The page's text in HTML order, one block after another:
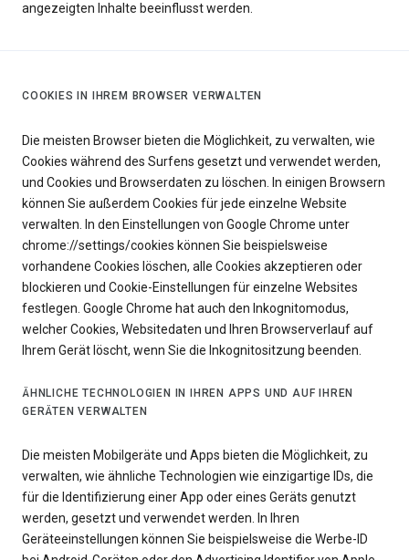
angezeigten Inhalte beeinflusst werden.
COOKIES IN IHREM BROWSER VERWALTEN
Die meisten Browser bieten die Möglichkeit, zu verwalten, wie
Cookies während des Surfens gesetzt und verwendet werden,
und Cookies und Browserdaten zu löschen. In einigen Browsern
können Sie außerdem Cookies für jede einzelne Website
verwalten. In den Einstellungen von Google Chrome unter
chrome://settings/cookies können Sie beispielsweise
vorhandene Cookies löschen, alle Cookies akzeptieren oder
blockieren und Cookie-Einstellungen für einzelne Websites
festlegen. Google Chrome hat auch den Inkognitomodus,
welcher Cookies, Websitedaten und Ihren Browserverlauf auf
Ihrem Gerät löscht, wenn Sie die Inkognitositzung beenden.
ÄHNLICHE TECHNOLOGIEN IN IHREN APPS UND AUF IHREN
GERÄTEN VERWALTEN
Die meisten Mobilgeräte und Apps bieten die Möglichkeit, zu
verwalten, wie ähnliche Technologien wie einzigartige IDs, die
für die Identifizierung einer App oder eines Geräts genutzt
werden, gesetzt und verwendet werden. In Ihren
Geräteeinstellungen können Sie beispielsweise die Werbe-ID